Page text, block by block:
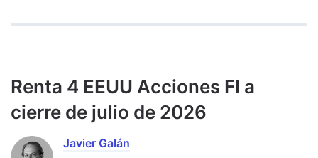
Renta 4 EEUU Acciones FI a
cierre de julio de 2026
Javier Galán